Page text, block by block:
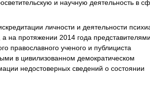
и научную деятельность в
личности и деятельности
на протяжении 2014 года представителями
православного ученого и публициста
в цивилизованном демократическом
недостоверных сведений о состоянии